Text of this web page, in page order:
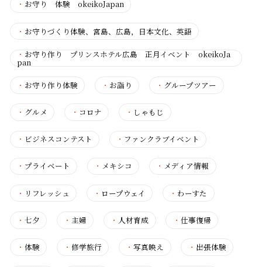
・ お守り 体験 okeikoJapan
・ お守りづくり体験、宮島、広島，日本文化、英語
・ お守り作り プリンスホテル広島 正月イベント okeikoJa
pan
・ お守り作り体験 ・ お詣り ・ グループツアー
・ グルメ ・ コロナ ・ しゃもじ
・ ビジネスコンテスト ・ ファンクラブイベント
・ プライベート ・ メキシコ ・ メディア情報
・ リフレッシュ ・ ロープウェイ ・ わーすた
・ 七夕 ・主婦 ・ 人材育成 ・ 仕事復帰
・ 体験 ・修学旅行 ・写真映え ・ 出張体験